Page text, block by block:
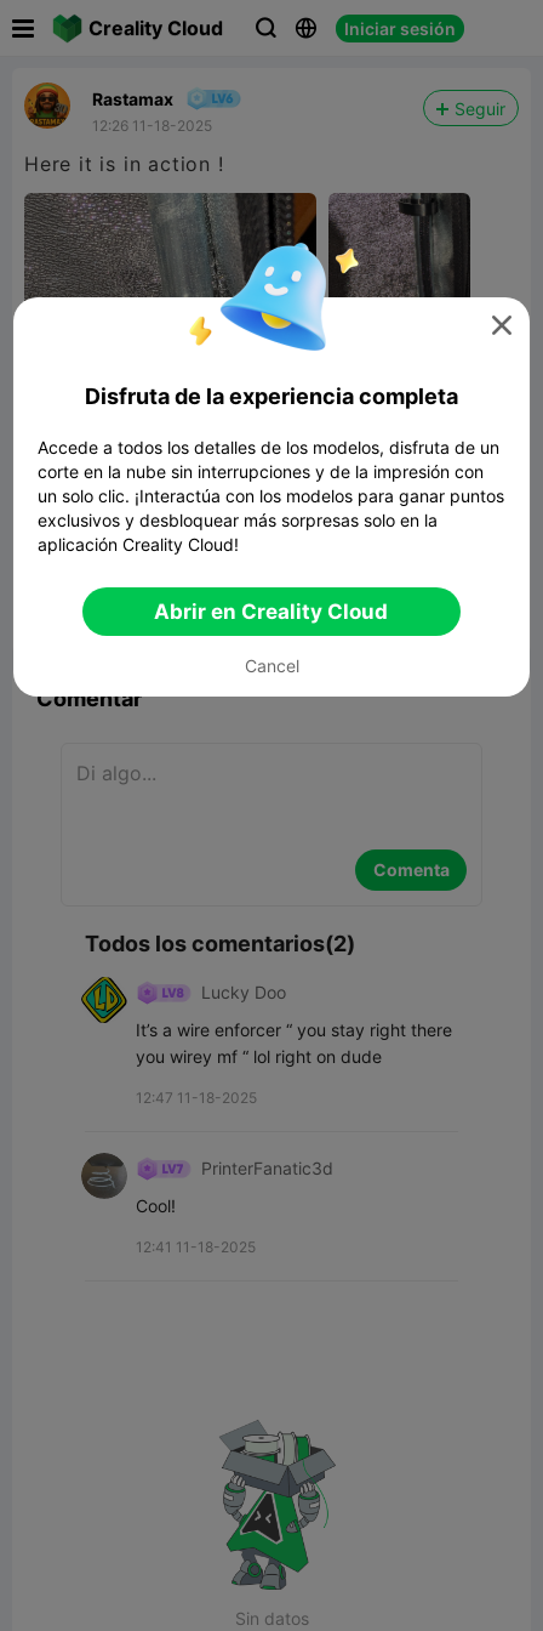
Creality Cloud   Iniciar sesión
Rastamax
12:26 11-18-2025
Seguir
Here it is in action !
Wire Clip for pole
Reporte
Comentar
Comenta
Todos los comentarios(2)
Lucky Doo
It’s a wire enforcer “ you stay right there
you wirey mf “ lol right on dude
12:47 11-18-2025
PrinterFanatic3d
Cool!
12:41 11-18-2025
Sin datos

Disfruta de la experiencia completa
Accede a todos los detalles de los modelos, disfruta de un
corte en la nube sin interrupciones y de la impresión con
un solo clic. ¡Interactúa con los modelos para ganar puntos
exclusivos y desbloquear más sorpresas solo en la
aplicación Creality Cloud!
Abrir en Creality Cloud
Cancel